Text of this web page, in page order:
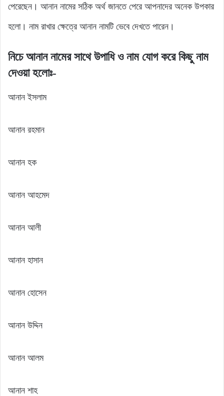
পেরেছেন। আনান নামের সঠিক অর্থ জানতে পেরে আপনাদের অনেক উপকার
হলো। নাম রাখার ক্ষেত্রে আনান নামটি ভেবে দেখতে পারেন।
নিচে আনান নামের সাথে উপাধি ও নাম যোগ করে কিছু নাম
দেওয়া হলোঃ-
আনান ইসলাম
আনান রহমান
আনান হক
আনান আহমেদ
আনান আলী
আনান হাসান
আনান হোসেন
আনান উদ্দিন
আনান আলম
আনান শাহ